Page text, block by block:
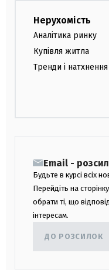
Нерухомість
Аналітика ринку
Купівля житла
Тренди і натхнення
Email -
Будьте в курсі всіх
Перейдіть на
обрати ті, що
інтересам.
ДО РОЗСИЛОК